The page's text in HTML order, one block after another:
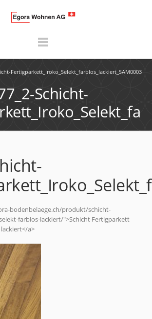
Fertigparkett_Iroko_Selekt_farblos_lackiert_SAM0003
Schicht-
bodenbelaege.ch/produkt/schicht-
farblos-lackiert/">Schicht Fertigparkett
a>